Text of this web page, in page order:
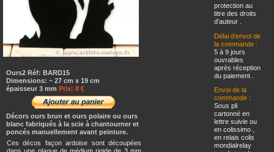
Ours2 Réf: BARD15
Dimensions: ~ 27 cm x 19 cm
épaisseur 3 mm Prix: 8 €
Décors ours brun et ours polaire ou ours
blanc fabriqués à la scie à chantourner et
poncés manuellement avant peinture.
Ces décos façon ardoise sont découpées
protection au
titre des droits
d'auteur .
Délai d'envoi de
la commande :
5 à 9 jours
ouvrables
après réception
du paiement .
Envoi de la
commande :
Sous pli
cartonné en
lettre suivie ou
en colissimo ,
en relais colis
mondialrelay